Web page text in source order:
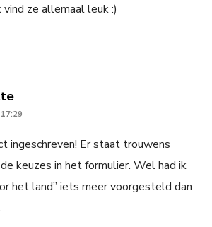
ze allemaal leuk :)
says:
ingeschreven! Er staat trouwens
keuzes in het formulier. Wel had ik
het land” iets meer voorgesteld dan